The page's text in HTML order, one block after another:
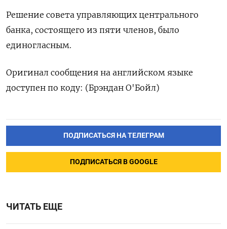
Решение совета управляющих центрального
банка, состоящего из пяти членов, было
единогласным.
Оригинал сообщения на английском языке
доступен по коду: (Брэндан О'Бойл)
ПОДПИСАТЬСЯ НА ТЕЛЕГРАМ
ПОДПИСАТЬСЯ В GOOGLE
ЧИТАТЬ ЕЩЕ